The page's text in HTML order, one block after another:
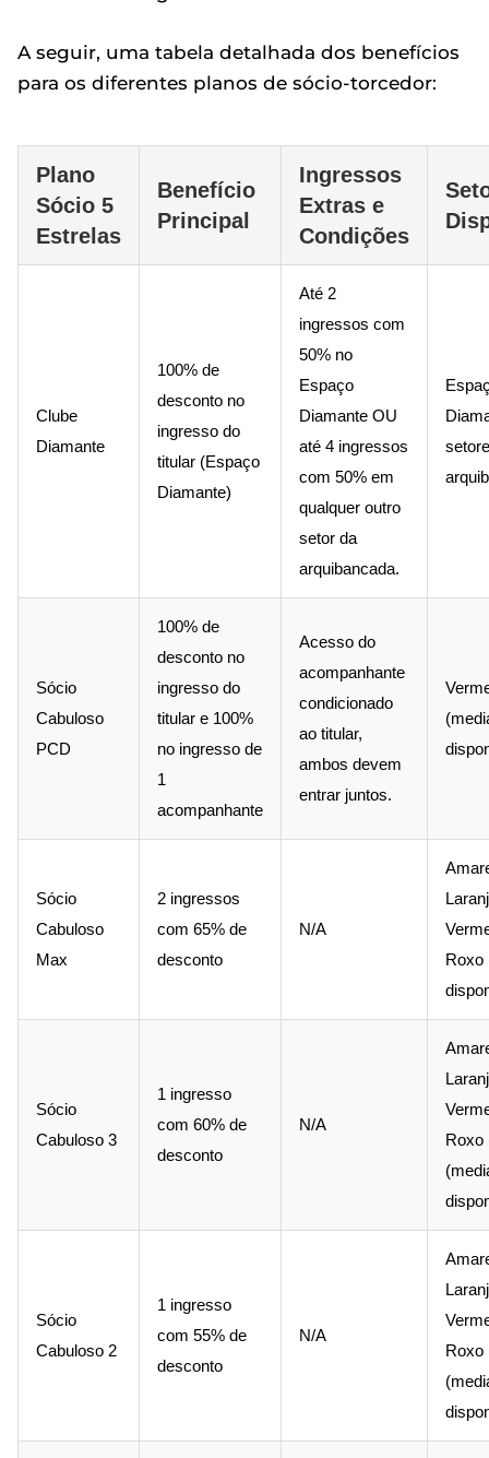
A seguir, uma tabela detalhada dos benefícios
para os diferentes planos de sócio-torcedor:
Plano
Sócio 5
Estrelas
Benefício
Principal
Ingressos
Extras e
Condições
Clube
Diamante
100% de
desconto no
ingresso do
titular (Espaço
Diamante)
Até 2
ingressos com
50% no
Espaço
Diamante OU
até 4 ingressos
com 50% em
qualquer outro
setor da
arquibancada.
Sócio
Cabuloso
PCD
100% de
desconto no
ingresso do
titular e 100%
no ingresso de
1
acompanhante
Acesso do
acompanhante
condicionado
ao titular,
ambos devem
entrar juntos.
Sócio
Cabuloso
Max
2 ingressos
com 65% de
desconto
N/A
Roxo
Sócio
Cabuloso 3
1 ingresso
com 60% de
desconto
N/A
Roxo
Sócio
Cabuloso 2
1 ingresso
com 55% de
desconto
N/A
Roxo